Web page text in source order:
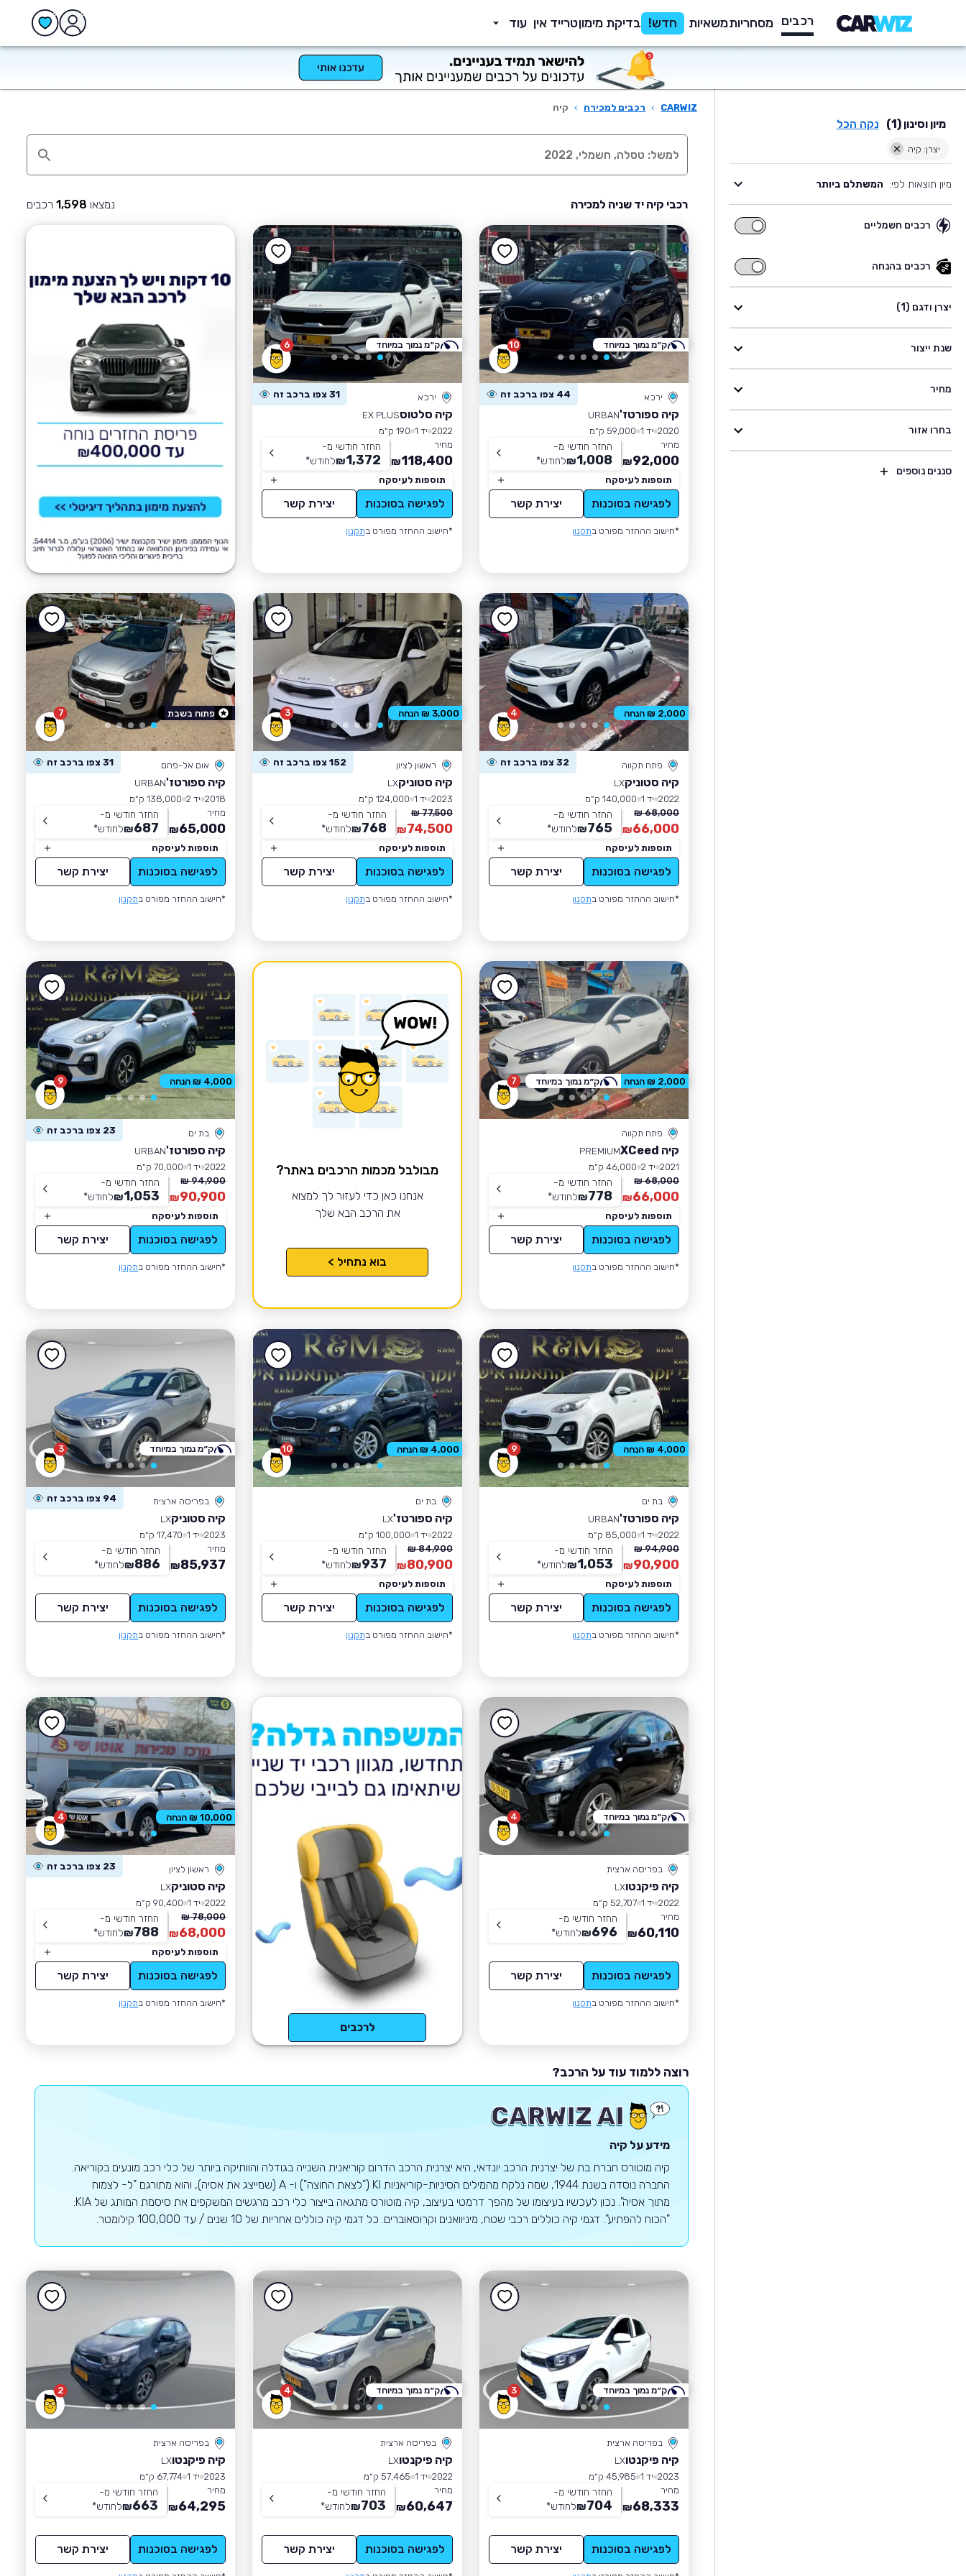
רכבים מסחריותמשאיות חדש! בדיקת מימוןטרייד אין עוד
מיון וסינון (1) נקה הכל
יצרן: קיה
מיון תוצאות לפי: המשתלם ביותר
רכבים חשמליים
רכבים
רכבים בהנחה
רכבים
בהנחה
יצרן ודגם (1)
שנת ייצור
מחיר
בחרו אזור
סננים נוספים
CARWIZ
› רכבים למכירה › קיה
רכבי קיה יד שניה למכירה נמצאו 1,598 רכבים
10
ירכא 44 צפו ברכב זה
קיה ספורטז'URBAN
2020 יד 1
59,000 ק״מ
מחיר
92,000
₪
החזר חודשי מ-
1,008
₪לחודש*
תוספות לעיסקה
לפגישה בסוכנות יצירת קשר
*חישוב ההחזר מפורט בתקנון
ק״מ נמוך במיוחד 6
ירכא 31 צפו ברכב זה
קיה סלטוסEX PLUS
2022 יד 1
190 ק״מ
מחיר
118,400
₪
החזר חודשי מ-
1,372
₪לחודש*
תוספות לעיסקה
לפגישה בסוכנות יצירת קשר
*חישוב ההחזר מפורט בתקנון
ק״מ נמוך במיוחד
4
פתח תקווה 32 צפו ברכב זה
קיה סטוניקLX
2022 יד 1
140,000 ק״מ
68,000 ₪
66,000
₪
החזר חודשי מ-
765
₪לחודש*
תוספות לעיסקה
לפגישה בסוכנות יצירת קשר
*חישוב ההחזר מפורט בתקנון
2,000 ₪ הנחה 3
ראשון לציון 152 צפו ברכב זה
קיה סטוניקLX
2023 יד 1
124,000 ק״מ
77,500 ₪
74,500
₪
החזר חודשי מ-
768
₪לחודש*
תוספות לעיסקה
לפגישה בסוכנות יצירת קשר
*חישוב ההחזר מפורט בתקנון
3,000 ₪ הנחה 7
אום אל-פחם 31 צפו ברכב זה
קיה ספורטז'URBAN
2018 יד 2
138,000 ק״מ
מחיר
65,000
₪
החזר חודשי מ-
687
₪לחודש*
תוספות לעיסקה
לפגישה בסוכנות יצירת קשר
*חישוב ההחזר מפורט בתקנון
פתוח בשבת
7
פתח תקווה
קיה XCeed
PREMIUM
2021 יד 2
46,000 ק״מ
68,000 ₪
66,000
₪
החזר חודשי מ-
778
₪לחודש*
תוספות לעיסקה
לפגישה בסוכנות יצירת קשר
*חישוב ההחזר מפורט בתקנון
2,000 ₪ הנחה ק״מ נמוך במיוחד
מבולבל מכמות הרכבים באתר?
אנחנו כאן כדי לעזור לך למצוא
את הרכב הבא שלך
בוא נתחיל >
9
בת ים 23 צפו ברכב זה
קיה ספורטז'URBAN
2022 יד 1
70,000 ק״מ
94,900 ₪
90,900
₪
החזר חודשי מ-
1,053
₪לחודש*
תוספות לעיסקה
לפגישה בסוכנות יצירת קשר
*חישוב ההחזר מפורט בתקנון
4,000 ₪ הנחה
9
בת ים
קיה ספורטז'URBAN
2022 יד 1
85,000 ק״מ
94,900 ₪
90,900
₪
החזר חודשי מ-
1,053
₪לחודש*
תוספות לעיסקה
לפגישה בסוכנות יצירת קשר
*חישוב ההחזר מפורט בתקנון
4,000 ₪ הנחה 10
בת ים
קיה ספורטז'LX
2022 יד 1
100,000 ק״מ
84,900 ₪
80,900
₪
החזר חודשי מ-
937
₪לחודש*
תוספות לעיסקה
לפגישה בסוכנות יצירת קשר
*חישוב ההחזר מפורט בתקנון
4,000 ₪ הנחה 3
בפריסה ארצית 94 צפו ברכב זה
קיה סטוניקLX
2023 יד 1
17,470 ק״מ
מחיר
85,937
₪
החזר חודשי מ-
886
₪לחודש*
לפגישה בסוכנות יצירת קשר
*חישוב ההחזר מפורט בתקנון
ק״מ נמוך במיוחד
4
בפריסה ארצית
קיה פיקנטוLX
2022 יד 1
52,707 ק״מ
מחיר
60,110
₪
החזר חודשי מ-
696
₪לחודש*
לפגישה בסוכנות יצירת קשר
*חישוב ההחזר מפורט בתקנון
ק״מ נמוך במיוחד
לרכבים
4
ראשון לציון 23 צפו ברכב זה
קיה סטוניקLX
2022 יד 1
90,400 ק״מ
78,000 ₪
68,000
₪
החזר חודשי מ-
788
₪לחודש*
תוספות לעיסקה
לפגישה בסוכנות יצירת קשר
*חישוב ההחזר מפורט בתקנון
10,000 ₪ הנחה
רוצה ללמוד עוד על הרכב?
מידע על קיה
קיה מוטורס חברת בת של יצרנית הרכב יונדאי, היא יצרנית הרכב הדרום קוריאנית השנייה בגודלה והוותיקה ביותר של כלי רכב מונעים בקוריאה.
החברה נוסדה בשנת 1944, שמה נלקח מהמילים הסיניות-קוריאניות KI ("לצאת החוצה") ו- A (שמייצג את אסיה), והוא מתורגם "ל- לצמוח
מתוך אסיה". נכון לעכשיו בעיצומו של מהפך דרמטי בעיצוב, קיה מוטורס מתגאה בייצור כלי רכב מרגשים המשקפים את סיסמת המותג של KIA:
"הכוח להפתיע". דגמי קיה כוללים רכבי שטח, מיניוואנים וקרוסאוברים. כל דגמי קיה כוללים אחריות של 10 שנים / עד 100,000 קילומטר.
3
בפריסה ארצית
קיה פיקנטוLX
2023 יד 1
45,985 ק״מ
מחיר
68,333
₪
החזר חודשי מ-
704
₪לחודש*
לפגישה בסוכנות יצירת קשר
ק״מ נמוך במיוחד 4
בפריסה ארצית
קיה פיקנטוLX
2022 יד 1
57,465 ק״מ
מחיר
60,647
₪
החזר חודשי מ-
703
₪לחודש*
לפגישה בסוכנות יצירת קשר
ק״מ נמוך במיוחד 2
בפריסה ארצית
קיה פיקנטוLX
2023 יד 1
67,774 ק״מ
מחיר
64,295
₪
החזר חודשי מ-
663
₪לחודש*
לפגישה בסוכנות יצירת קשר